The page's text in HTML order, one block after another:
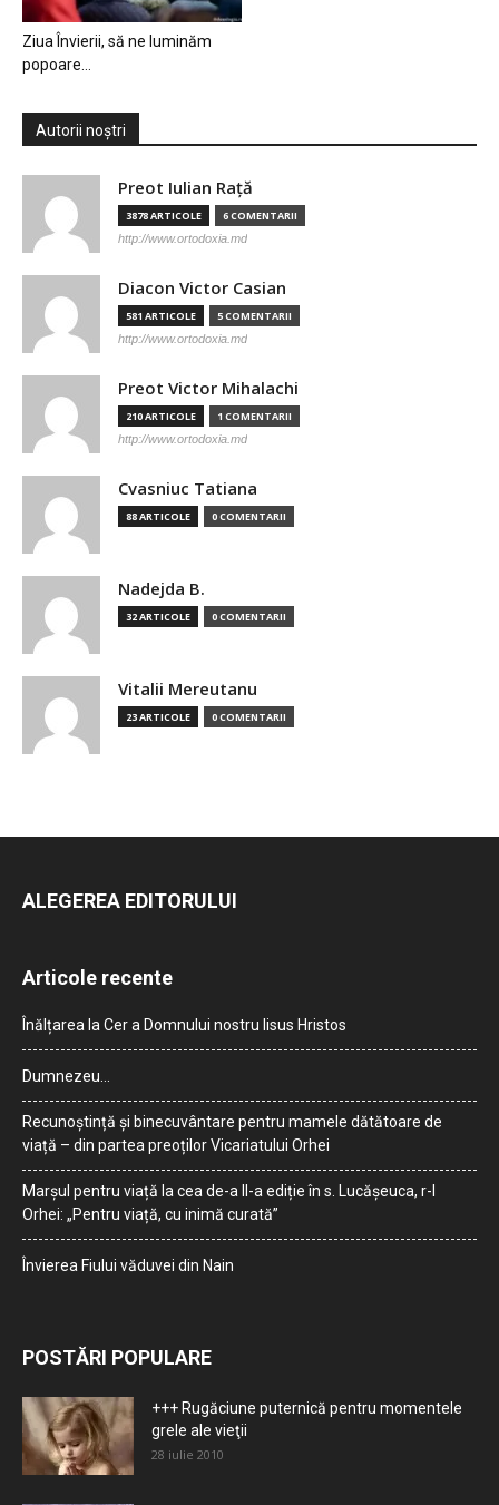
Ziua Învierii, să ne luminăm
popoare…
Autorii noștri
Preot Iulian Raţă
3878 ARTICOLE 6 COMENTARII
http://www.ortodoxia.md
Diacon Victor Casian
581 ARTICOLE 5 COMENTARII
http://www.ortodoxia.md
Preot Victor Mihalachi
210 ARTICOLE 1 COMENTARII
http://www.ortodoxia.md
Cvasniuc Tatiana
88 ARTICOLE 0 COMENTARII
Nadejda B.
32 ARTICOLE 0 COMENTARII
Vitalii Mereutanu
23 ARTICOLE 0 COMENTARII
ALEGEREA EDITORULUI
Articole recente
Înălțarea la Cer a Domnului nostru Iisus Hristos
Dumnezeu…
Recunoștință și binecuvântare pentru mamele dătătoare de
viață – din partea preoților Vicariatului Orhei
Marșul pentru viață la cea de-a II-a ediție în s. Lucășeuca, r-l
Orhei: „Pentru viață, cu inimă curată”
Învierea Fiului văduvei din Nain
POSTĂRI POPULARE
+++ Rugăciune puternică pentru momentele
grele ale vieţii
28 iulie 2010